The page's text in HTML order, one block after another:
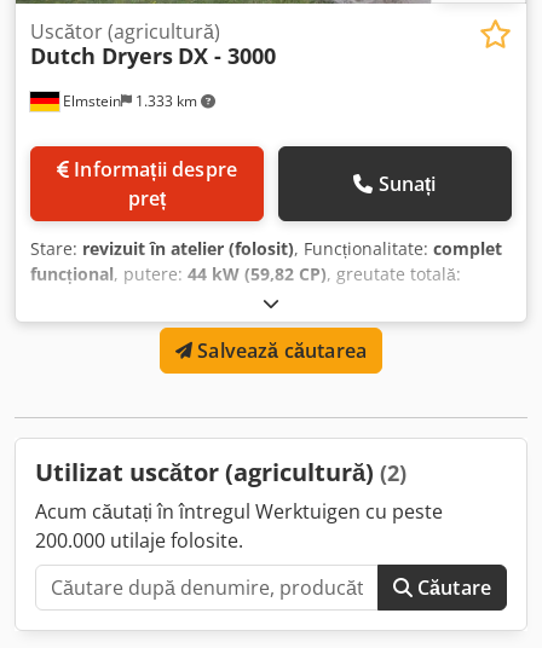
Elmstein 1.333 km
Uscător (agricultură)
Dutch Dryers DX - 3000
preț
Sunați
Stare: revizuit în atelier (folosit), Funcționalitate: complet
funcțional, putere: 44 kW (59,82 CP), greutate totală:
5.400 mm
22.200 mm, lățime totală:5.400 mm, Uscător cu tambur
Dutch Dryers - DX 3000 Reconstruit în 2021 Putere motor: 2
x 22 kW Lanțuri de antrenare și roți dințate noi Convertizor
aprox. 70.000 kg Urme minime de uzură Codjyxm E Ropfx
Salvează căutarea
Utilizat uscător (agricultură) (2)
Acum căutați în întregul Werktuigen cu peste
200.000 utilaje folosite.
Căutare